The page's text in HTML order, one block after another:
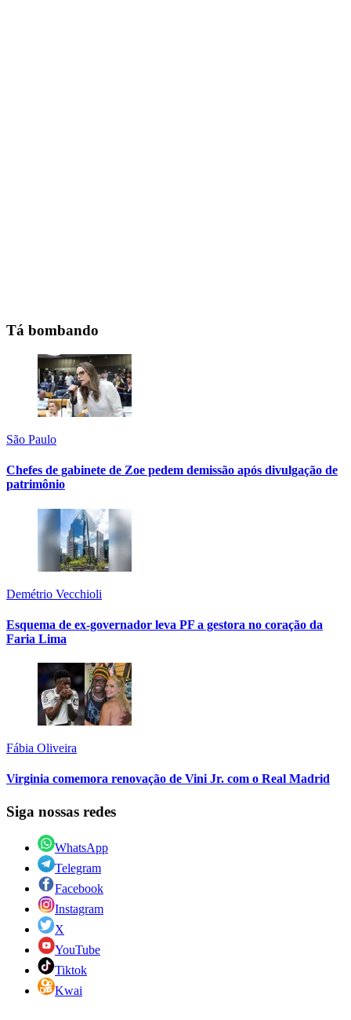
Tá bombando
São Paulo
Chefes de gabinete de Zoe pedem demissão após divulgação de
patrimônio
Demétrio Vecchioli
Esquema de ex-governador leva PF a gestora no coração da
Faria Lima
Fábia Oliveira
Virginia comemora renovação de Vini Jr. com o Real Madrid
Siga nossas redes
WhatsApp
Telegram
Facebook
Instagram
X
YouTube
Tiktok
Kwai